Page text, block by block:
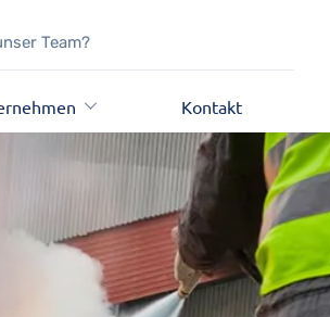
Team?
Kontakt